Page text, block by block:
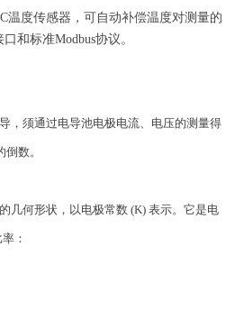
温度传感器，可自动补偿温度对测量的
和标准Modbus协议。
，须通过电导池电极电流、电压的测量得
数。
几何形状，以电极常数 (K) 表示。它是电
：